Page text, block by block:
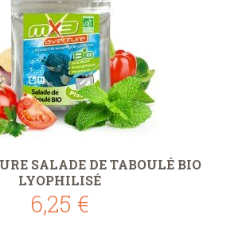
SALADE DE TABOULÉ BIO
LYOPHILISÉ
6,25 €